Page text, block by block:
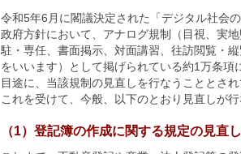
令和5年6月に閣議決定された「デジタル社会
政府方針において、アナログ規制（目視、実
駐・専任、書面掲示、対面講習、往訪閲覧・
をいいます）として掲げられている約1万条項
目途に、当該規制の見直しを行なうこととさ
これを受けて、今般、以下のとおり見直しが
（1）登記簿の作成に関する規定の見直